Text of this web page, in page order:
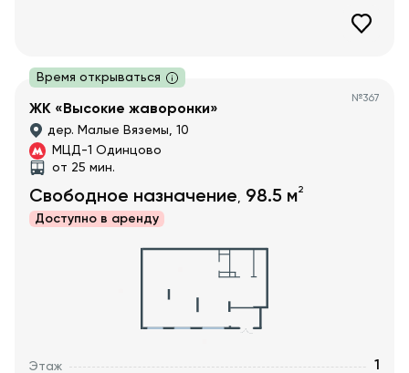
Время открываться
№367
ЖК «Высокие жаворонки»
дер. Малые Вяземы, 10
МЦД-1 Одинцово
от 25 мин.
Свободное назначение, 98.5 м2
Доступно в аренду
Этаж 1